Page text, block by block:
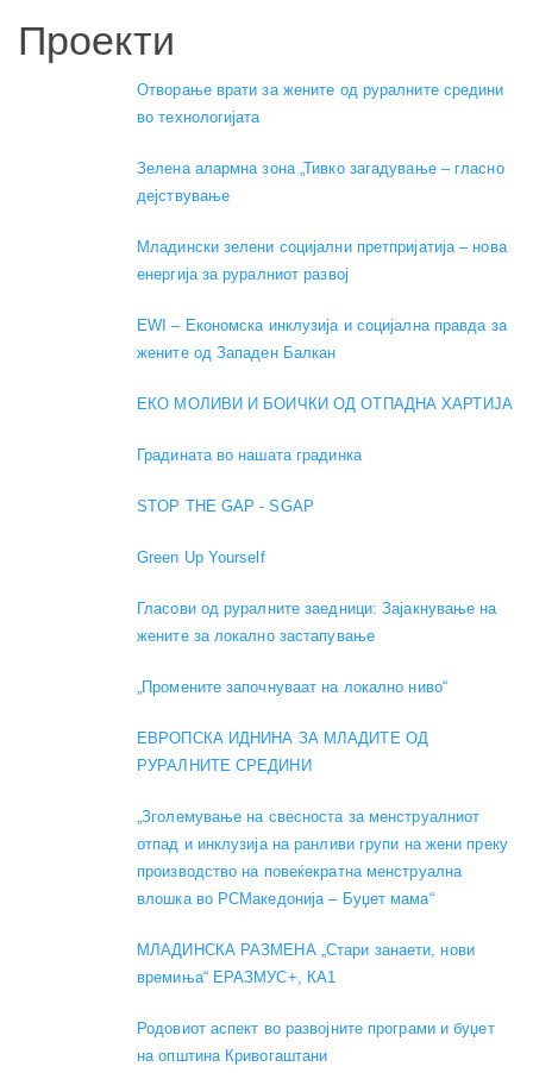
Проекти
Отворање врати за жените од руралните средини
во технологијата
Зелена алармна зона „Тивко загадување – гласно
дејствување
Младински зелени социјални претпријатија – нова
енергија за руралниот развој
EWI – Економска инклузија и социјална правда за
жените од Западен Балкан
ЕКО МОЛИВИ И БОИЧКИ ОД ОТПАДНА ХАРТИЈА
Градината во нашата градинка
STOP THE GAP - SGAP
Green Up Yourself
Гласови од руралните заедници: Зајакнување на
жените за локално застапување
„Промените започнуваат на локално ниво“
ЕВРОПСКА ИДНИНА ЗА МЛАДИТЕ ОД
РУРАЛНИТЕ СРЕДИНИ
„Зголемување на свесноста за менструалниот
отпад и инклузија на ранливи групи на жени преку
производство на повеќекратна менструална
влошка во РСМакедонија – Буџет мама“
МЛАДИНСКА РАЗМЕНА „Стари занаети, нови
времиња“ ЕРАЗМУС+, КА1
Родовиот аспект во развојните програми и буџет
на општина Кривогаштани